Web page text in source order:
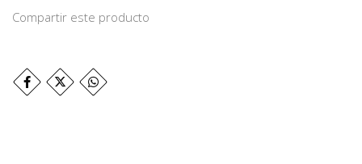
Compartir este producto